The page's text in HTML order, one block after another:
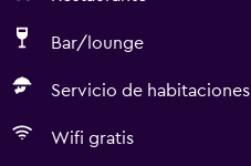
Bar/lounge
Servicio de habitaciones
Wifi gratis